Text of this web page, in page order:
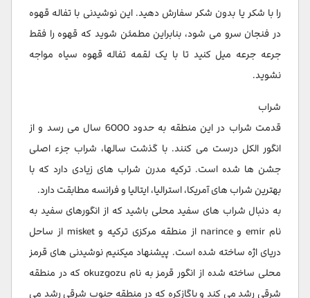
را با شکر یا بدون شکر سفارش دهید. این نوشیدنی با تفاله قهوه
در فنجان سرو می شود، بنابراین مطمئن شوید که قهوه را فقط
جرعه جرعه میل کنید تا با یک لقمه تفاله قهوه سیاه مواجه
نشوید.
شراب
قدمت شراب در این منطقه به حدود 6000 سال می رسد و از
انگور الکل درست می کنند. با گذشت سالها، شراب جزء اصلی
جشن ها شده است. ترکیه مدرن شراب های زیادی دارد که با
بهترین شراب های آمریکا، استرالیا، ایتالیا و فرانسه مطابقت دارد.
به دنبال شراب های سفید محلی باشید که از انگورهای سفید به
نام emir و narince از منطقه مرکزی ترکیه و misket از ساحل
دریای اژه ساخته شده است. پیشنهاد میکنیم نوشیدنی های قرمز
محلی ساخته شده از انگور قرمز به نام okuzgozu که در منطقه
شرقی رشد می کند و باگازکره که در منطقه جنوب شرقی رشد می